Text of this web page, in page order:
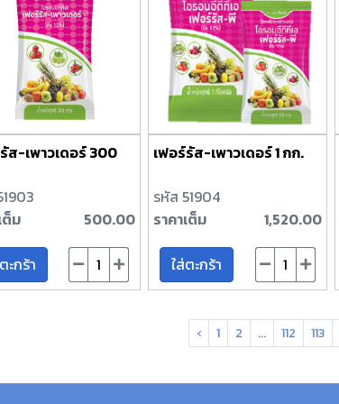
ส-เพาวเดอร์ 300
ต็ม
500.00
ะกร้า
เฟอร์รัส-เพาวเดอร์ 1 กก.
รหัส 51904
ราคาเต็ม
1,520.00
ใส่ตะกร้า
‹ 1 2 ... 112 113